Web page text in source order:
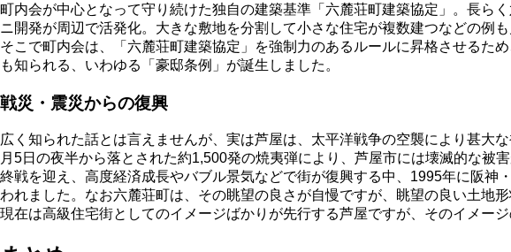
町内会が中心となって守り続けた独自の建築基準「六麓荘町建築協定」。長ら
ニ開発が周辺で活発化。大きな敷地を分割して小さな住宅が複数建つなどの例
そこで町内会は、「六麓荘町建築協定」を強制力のあるルールに昇格させるた
も知られる、いわゆる「豪邸条例」が誕生しました。
戦災・震災からの復興
広く知られた話とは言えませんが、実は芦屋は、太平洋戦争の空襲により甚大
月5日の夜半から落とされた約1,500発の焼夷弾により、芦屋市には壊滅的な被害
終戦を迎え、高度経済成長やバブル景気などで街が復興する中、1995年に阪
われました。なお六麓荘町は、その眺望の良さが自慢ですが、眺望の良い土地
現在は高級住宅街としてのイメージばかりが先行する芦屋ですが、そのイメー